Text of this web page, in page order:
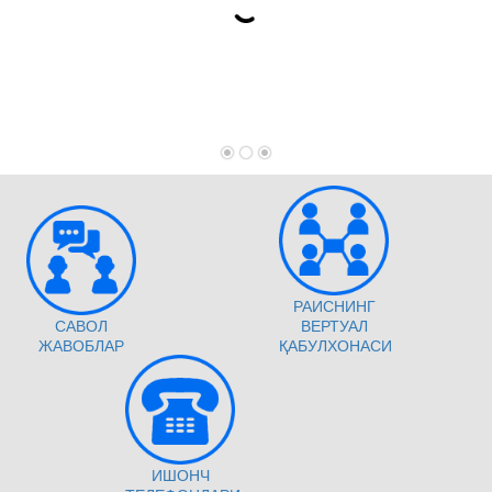
САВОЛ
ЖАВОБЛАР
РАИСНИНГ
ВЕРТУАЛ
ҚАБУЛХОНАСИ
ИШОНЧ